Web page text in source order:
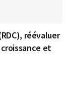
réévaluer
et